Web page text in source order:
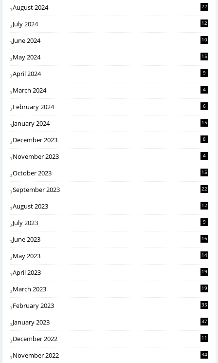
August 2024 22
July 2024 12
June 2024 10
May 2024 15
April 2024 9
March 2024 4
February 2024 6
January 2024 15
December 2023 8
November 2023 4
October 2023 15
September 2023 22
August 2023 12
July 2023 9
June 2023 16
May 2023 14
April 2023 19
March 2023 19
February 2023 35
January 2023 37
December 2022 11
November 2022 34